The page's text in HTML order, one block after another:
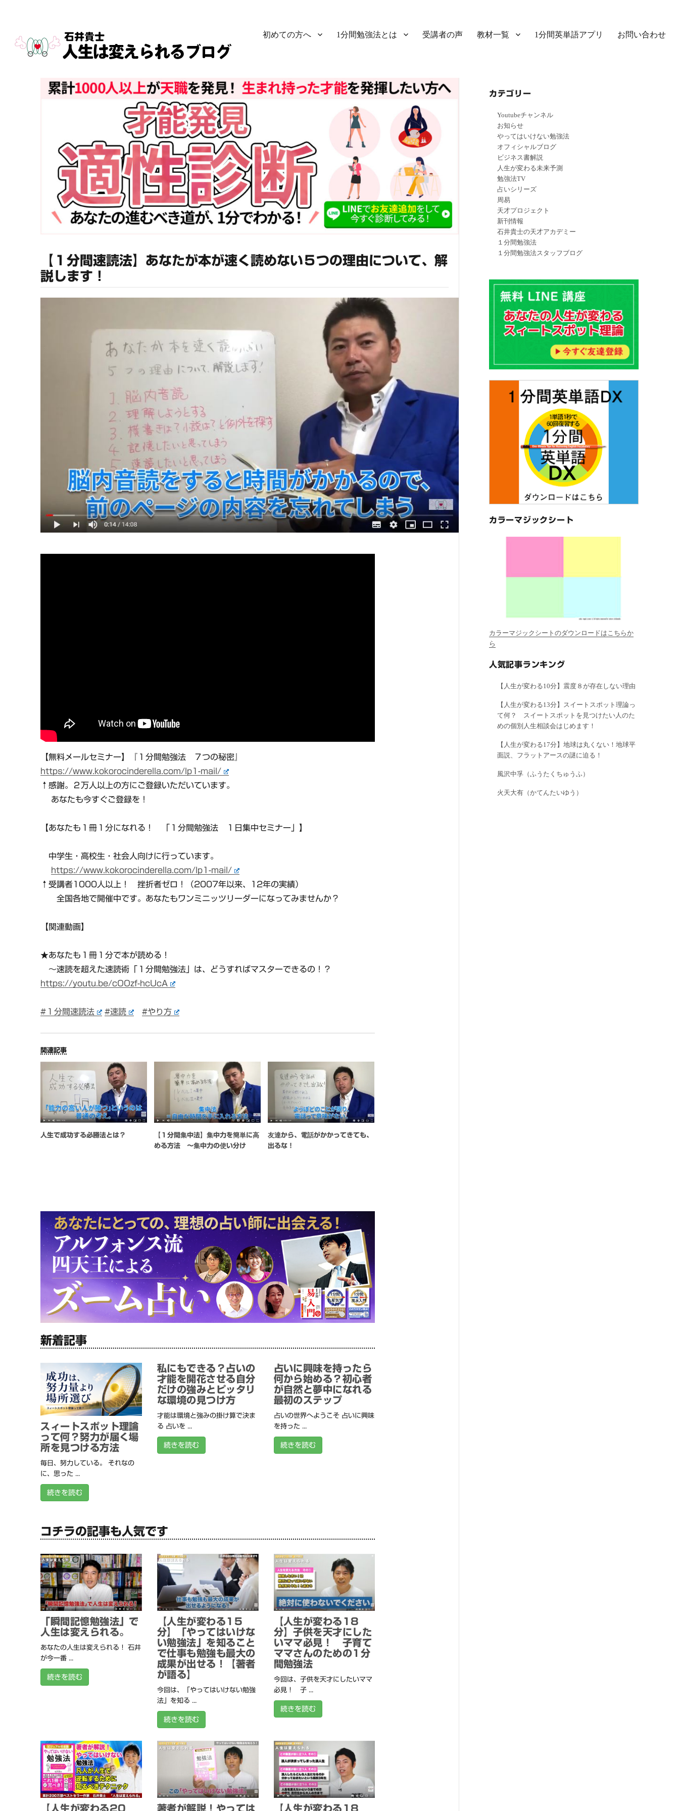
初めての方へ 1分間勉強法とは 受講者の声 教材一覧 1分間英単語アプリ お問い合わせ
【１分間速読法】あなたが本が速く読めない５つの理由について、解
説します！
【無料メールセミナー】『１分間勉強法 ７つの秘密』
https://www.kokorocinderella.com/lp1-mail/
↑感謝。２万人以上の方にご登録いただいています。
あなたも今すぐご登録を！
【あなたも１冊１分になれる！ 「１分間勉強法 １日集中セミナー」】
中学生・高校生・社会人向けに行っています。
https://www.kokorocinderella.com/lp1-mail/
↑受講者1000人以上！ 挫折者ゼロ！（2007年以来、12年の実績）
全国各地で開催中です。あなたもワンミニッツリーダーになってみませんか？
【関連動画】
★あなたも１冊１分で本が読める！
〜速読を超えた速読術「１分間勉強法」は、どうすればマスターできるの！？
https://youtu.be/cOOzf-hcUcA
#１分間速読法 #速読 #やり方
関連記事
人生で成功する必勝法とは？
【１分間集中法】集中力を簡単に高
める方法 〜集中力の使い分け
友達から、電話がかかってきても、
出るな！
新着記事
スィートスポット理論
って何？努力が届く場
所を見つける方法
毎日、努力している。 それなの
に、思った ...
続きを読む
私にもできる？占いの
才能を開花させる自分
だけの強みとピッタリ
な環境の見つけ方
才能は環境と強みの掛け算で決ま
る 占いを ...
続きを読む
占いに興味を持ったら
何から始める？初心者
が自然と夢中になれる
最初のステップ
占いの世界へようこそ 占いに興味
を持った ...
続きを読む
コチラの記事も人気です
「瞬間記憶勉強法」で
人生は変えられる。
あなたの人生は変えられる！ 石井
が今一番 ...
続きを読む
【人生が変わる15
分】「やってはいけな
い勉強法」を知ること
で仕事も勉強も最大の
成果が出せる！【著者
が語る】
今回は、「やってはいけない勉強
法」を知る ...
続きを読む
【人生が変わる18
分】子供を天才にした
いママ必見！ 子育て
ママさんのための1分
間勉強法
今回は、子供を天才にしたいママ
必見！ 子 ...
続きを読む
【人生が変わる20 著者が解説！やっては 【人生が変わる18
カテゴリー
Youtubeチャンネル
お知らせ
やってはいけない勉強法
オフィシャルブログ
ビジネス書解説
人生が変わる未来予測
勉強法TV
占いシリーズ
周易
天才プロジェクト
新刊情報
石井貴士の天才アカデミー
１分間勉強法
１分間勉強法スタッフブログ
カラーマジックシート
カラーマジックシートのダウンロードはこちらか
ら
人気記事ランキング
【人生が変わる10分】震度８が存在しない理由
【人生が変わる13分】スイートスポット理論っ
て何？ スイートスポットを見つけたい人のた
めの個別人生相談会はじめます！
【人生が変わる17分】地球は丸くない！地球平
面説、フラットアースの謎に迫る！
風沢中孚（ふうたくちゅうふ）
火天大有（かてんたいゆう）